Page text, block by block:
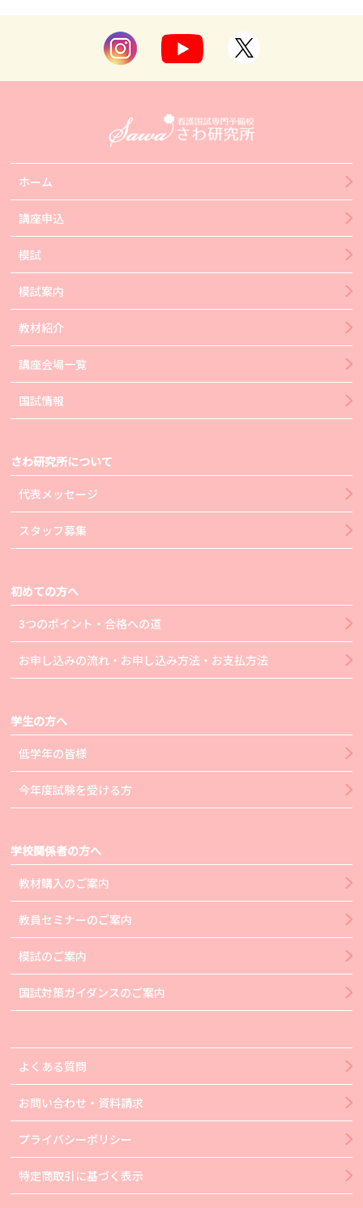
ホーム
講座申込
模試
模試案内
教材紹介
講座会場一覧
国試情報
さわ研究所について
代表メッセージ
スタッフ募集
初めての方へ
3つのポイント・合格への道
お申し込みの流れ・お申し込み方法・お支払方法
学生の方へ
低学年の皆様
今年度試験を受ける方
学校関係者の方へ
教材購入のご案内
教員セミナーのご案内
模試のご案内
国試対策ガイダンスのご案内
よくある質問
お問い合わせ・資料請求
プライバシーポリシー
特定商取引に基づく表示